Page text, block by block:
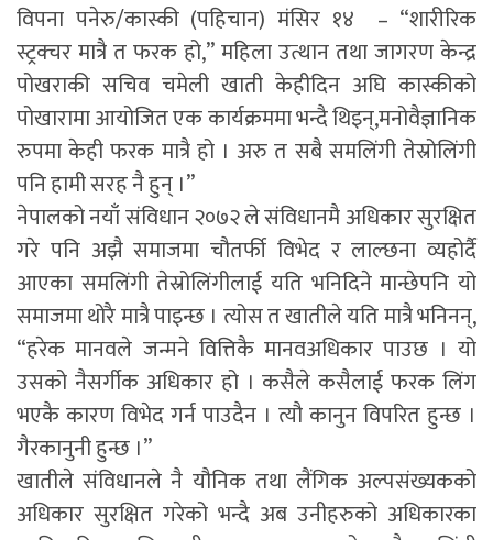
विपना पनेरु/कास्की (पहिचान) मंसिर १४ – “शारीरिक
स्ट्रक्चर मात्रै त फरक हो,” महिला उत्थान तथा जागरण केन्द्र
पोखराकी सचिव चमेली खाती केहीदिन अघि कास्कीको
पोखारामा आयोजित एक कार्यक्रममा भन्दै थिइन्,मनोवैज्ञानिक
रुपमा केही फरक मात्रै हो । अरु त सबै समलिंगी तेस्रोलिंगी
पनि हामी सरह नै हुन् ।”
नेपालको नयाँ संविधान २०७२ ले संविधानमै अधिकार सुरक्षित
गरे पनि अझै समाजमा चौतर्फी विभेद र लाल्छना व्यहोर्दै
आएका समलिंगी तेस्रोलिंगीलाई यति भनिदिने मान्छेपनि यो
समाजमा थोरै मात्रै पाइन्छ । त्योस त खातीले यति मात्रै भनिनन्,
“हरेक मानवले जन्मने वित्तिकै मानवअधिकार पाउछ । यो
उसको नैसर्गीक अधिकार हो । कसैले कसैलाई फरक लिंग
भएकै कारण विभेद गर्न पाउदैन । त्यौ कानुन विपरित हुन्छ ।
गैरकानुनी हुन्छ ।”
खातीले संविधानले नै यौनिक तथा लैंगिक अल्पसंख्यकको
अधिकार सुरक्षित गरेको भन्दै अब उनीहरुको अधिकारका